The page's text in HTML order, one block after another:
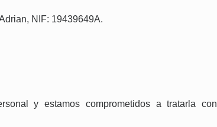
NIF: 19439649A.
y estamos comprometidos a tratarla con